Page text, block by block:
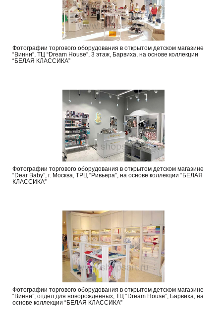
Фотографии торгового оборудования в открытом детском магазине
“Винни”, ТЦ “Dream House”, 3 этаж, Барвиха, на основе коллекции
“БЕЛАЯ КЛАССИКА”
Фотографии торгового оборудования в открытом детском магазине
“Dear Baby”, г. Москва, ТРЦ “Ривьера”, на основе коллекции “БЕЛАЯ
КЛАССИКА”
Фотографии торгового оборудования в открытом детском магазине
“Винни”, отдел для новорожденных, ТЦ “Dream House”, Барвиха, на
основе коллекции “БЕЛАЯ КЛАССИКА”